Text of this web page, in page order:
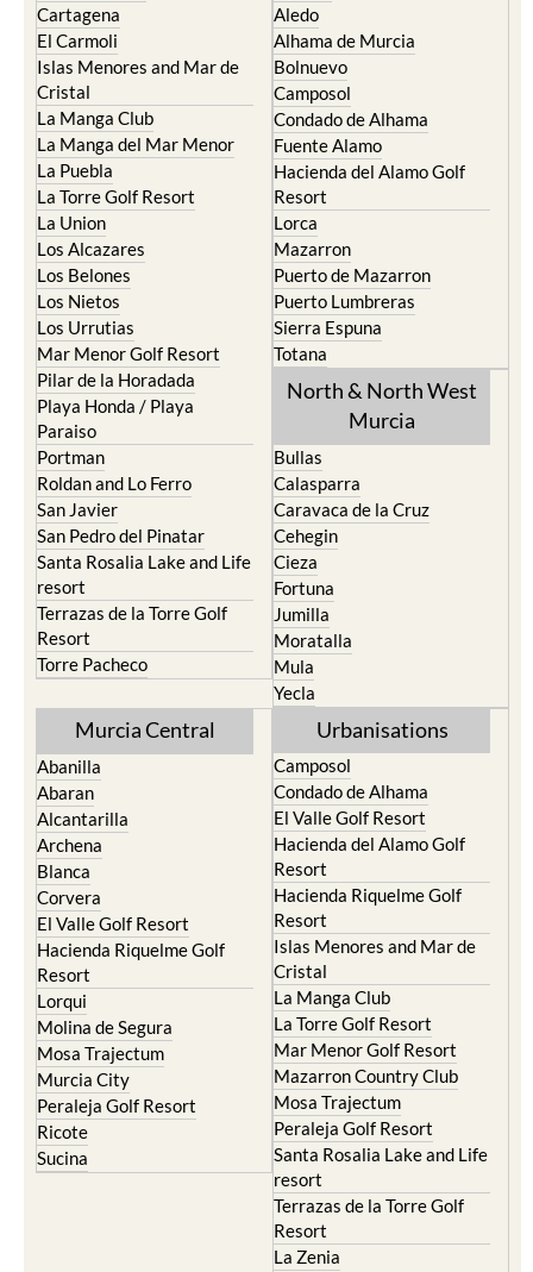
Cartagena
El Carmoli
Islas Menores and Mar de
Cristal
La Manga Club
La Manga del Mar Menor
La Puebla
La Torre Golf Resort
La Union
Los Alcazares
Los Belones
Los Nietos
Los Urrutias
Mar Menor Golf Resort
Pilar de la Horadada
Playa Honda / Playa
Paraiso
Portman
Roldan and Lo Ferro
San Javier
San Pedro del Pinatar
Santa Rosalia Lake and Life
resort
Terrazas de la Torre Golf
Resort
Torre Pacheco
Aledo
Alhama de Murcia
Bolnuevo
Camposol
Condado de Alhama
Fuente Alamo
Hacienda del Alamo Golf
Resort
Lorca
Mazarron
Puerto de Mazarron
Puerto Lumbreras
Sierra Espuna
Totana
North & North West
Murcia
Bullas
Calasparra
Caravaca de la Cruz
Cehegin
Cieza
Fortuna
Jumilla
Moratalla
Mula
Yecla
Murcia Central
Abanilla
Abaran
Alcantarilla
Archena
Blanca
Corvera
El Valle Golf Resort
Hacienda Riquelme Golf
Resort
Lorqui
Molina de Segura
Mosa Trajectum
Murcia City
Peraleja Golf Resort
Ricote
Sucina
Urbanisations
Camposol
Condado de Alhama
El Valle Golf Resort
Hacienda del Alamo Golf
Resort
Hacienda Riquelme Golf
Resort
Islas Menores and Mar de
Cristal
La Manga Club
La Torre Golf Resort
Mar Menor Golf Resort
Mazarron Country Club
Mosa Trajectum
Peraleja Golf Resort
Santa Rosalia Lake and Life
resort
Terrazas de la Torre Golf
Resort
La Zenia